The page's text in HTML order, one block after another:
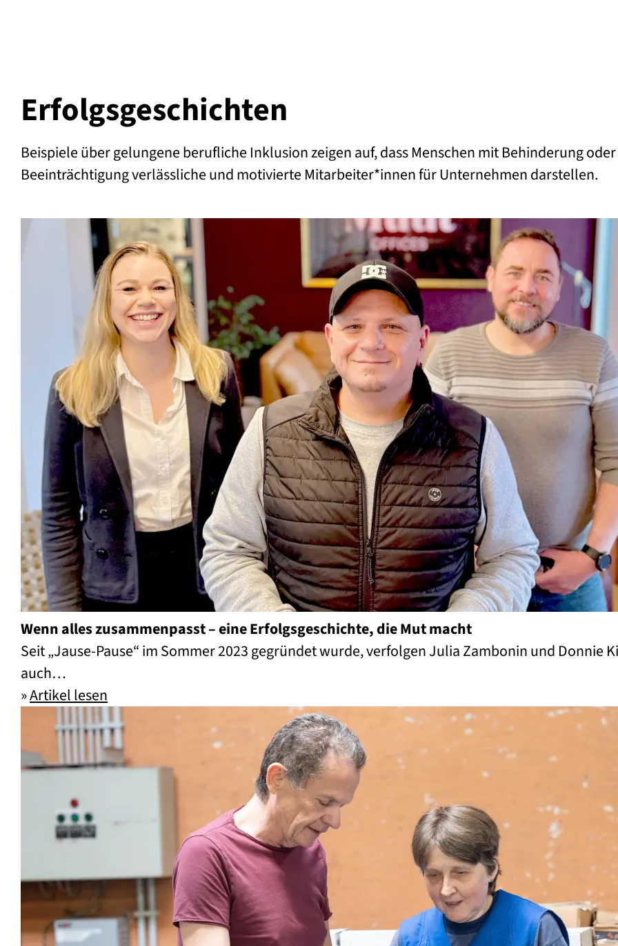
Erfolgs­geschichten
Beispiele über gelungene berufliche Inklusion zeigen auf, dass Menschen mit Behinderung oder
Beeinträchtigung verlässliche und motivierte Mitarbeiter*innen für Unternehmen darstellen.
Wenn alles zusammenpasst – eine Erfolgsgeschichte, die Mut macht
Seit „Jause-Pause“ im Sommer 2023 gegründet wurde, verfolgen Julia Zambonin und Donnie
auch…
»Artikel lesen